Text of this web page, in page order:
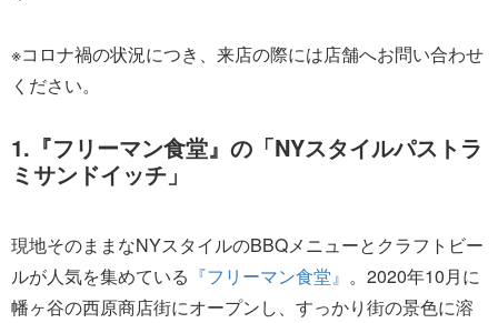
※コロナ禍の状況につき、来店の際には店舗へお問い合わせ
ください。
1.『フリーマン食堂』の「NYスタイルパストラ
ミサンドイッチ」
現地そのままなNYスタイルのBBQメニューとクラフトビー
ルが人気を集めている 『フリーマン食堂』 。2020年10月に
幡ヶ谷の西原商店街にオープンし、すっかり街の景色に溶